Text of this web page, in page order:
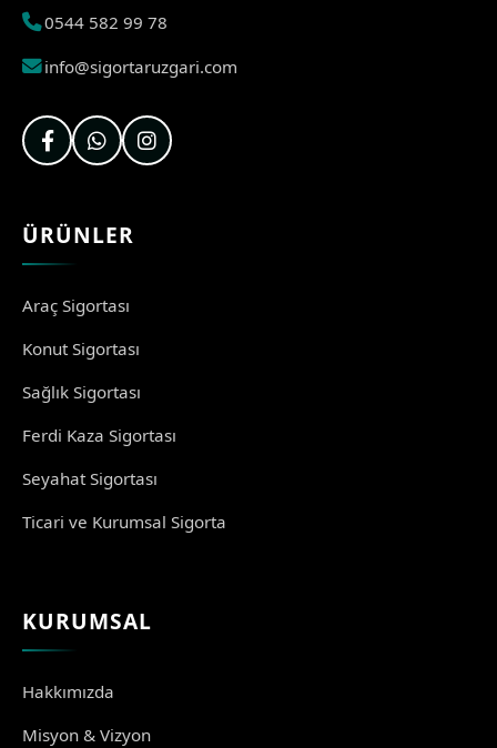
0544 582 99 78
info@sigortaruzgari.com
ÜRÜNLER
Araç Sigortası
Konut Sigortası
Sağlık Sigortası
Ferdi Kaza Sigortası
Seyahat Sigortası
Ticari ve Kurumsal Sigorta
KURUMSAL
Hakkımızda
Misyon & Vizyon